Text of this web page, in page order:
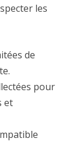
les
de
pour
et